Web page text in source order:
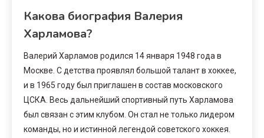
Какова биография Валерия
Харламова?
Валерий Харламов родился 14 января 1948 года в
Москве. С детства проявлял большой талант в хоккее,
и в 1965 году был приглашен в состав московского
ЦСКА. Весь дальнейший спортивный путь Харламова
был связан с этим клубом. Он стал не только лидером
команды, но и истинной легендой советского хоккея.